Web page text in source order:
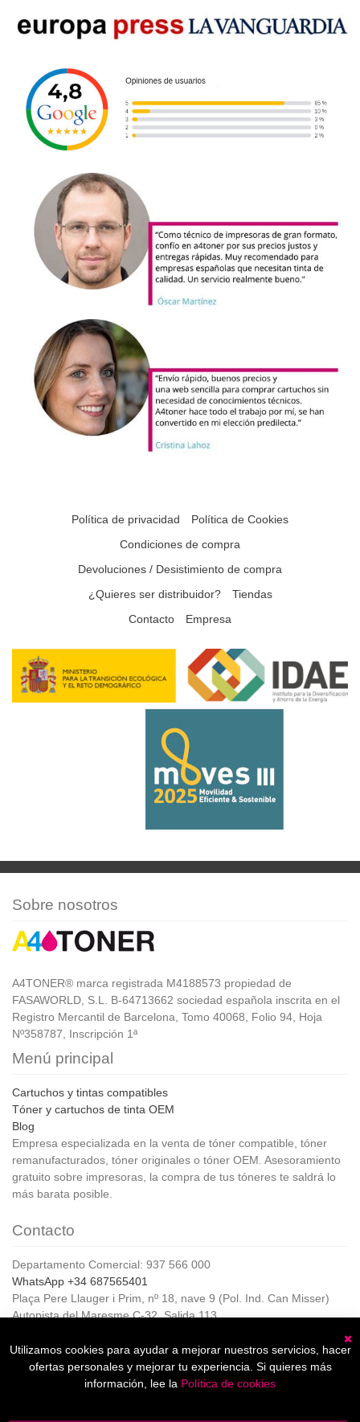
Política de privacidad
Política de Cookies
Condiciones de compra
Devoluciones / Desistimiento de compra
¿Quieres ser distribuidor?
Tiendas
Contacto
Empresa
Sobre nosotros
A4TONER® marca registrada M4188573 propiedad de
FASAWORLD, S.L. B-64713662 sociedad española inscrita en el
Registro Mercantil de Barcelona, Tomo 40068, Folio 94, Hoja
Nº358787, Inscripción 1ª
Menú principal
Cartuchos y tintas compatibles
Tóner y cartuchos de tinta OEM
Blog
Empresa especializada en la venta de tóner compatible, tóner
remanufacturados, tóner originales o tóner OEM. Asesoramiento
gratuito sobre impresoras, la compra de tus tóneres te saldrá lo
más barata posible.
Contacto
Departamento Comercial: 937 566 000
WhatsApp +34 687565401
Plaça Pere Llauger i Prim, nº 18, nave 9 (Pol. Ind. Can Misser)
Autopista del Maresme C-32, Salida 113
Horario de Atención al cliente:
De lunes a jueves de 8:00 a 17:00,
Viernes de 8:00 a 15:00
Utilizamos cookies para ayudar a mejorar nuestros servicios, hacer
ofertas personales y mejorar tu experiencia. Si quieres más
información, lee la Política de cookies